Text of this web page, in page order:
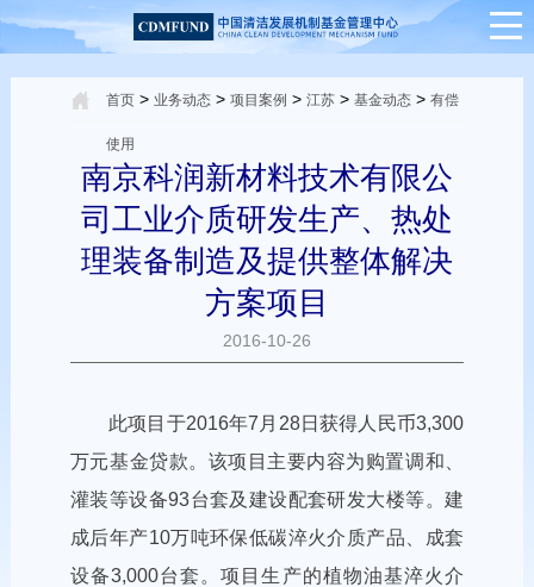
首页> 业务动态> 项目案例 > 江苏> 基金动态> 有偿
使用
南京科润新材料技术有限公
司工业介质研发生产、热处
理装备制造及提供整体解决
方案项目
2016-10-26
此项目于2016年7月28日获得人民币3,300
万元基金贷款。该项目主要内容为购置调和、
灌装等设备93台套及建设配套研发大楼等。建
成后年产10万吨环保低碳淬火介质产品、成套
设备3,000台套。项目生产的植物油基淬火介